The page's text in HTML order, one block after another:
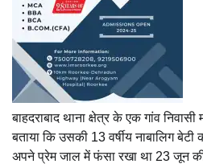
बाहदराबाद थाना क्षेत्र के एक गांव
बताया कि उसकी 13 वर्षीय नाबालिग
अपने प्रेम जाल में फंसा रखा था 23 जून